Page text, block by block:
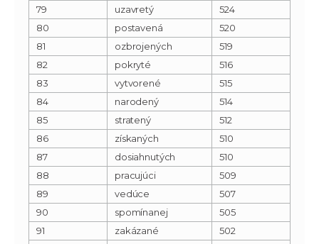
79
uzavretý
524
80
postavená
520
81
ozbrojených
519
82
pokryté
516
83
vytvorené
515
84
narodený
514
85
stratený
512
86
získaných
510
87
dosiahnutých
510
88
pracujúci
509
89
vedúce
507
90
spomínanej
505
91
zakázané
502